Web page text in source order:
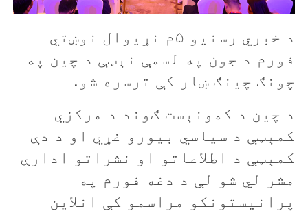
د خبري رسنيو ۵م نړيوال نوښتي
فورم د جون په لسمې نېټې د چين په
چونګ چينګ ښار کې ترسره شو.
د چين د کمونېست ګوند د مرکزي
کمېټې د سياسي بيورو غړي او د دې
کمېټې د اطلاعاتو او نشراتو ادارې
مشر لي شو لې د دغه فورم په
پرانيستونکو مراسمو کې انلاین